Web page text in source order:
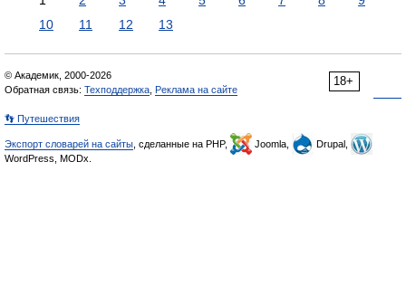
10
11 12 13
18+
© Академик, 2000-2026
Обратная связь: Техподдержка Реклама на сайте
👣 Путешествия
Экспорт словарей на сайты , сделанные на PHP, Joomla,
Drupal,
WordPress, MODx.